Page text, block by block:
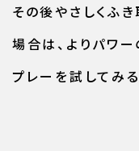
その後やさしくふ
場合は、よりパワ
プレーを試してみる